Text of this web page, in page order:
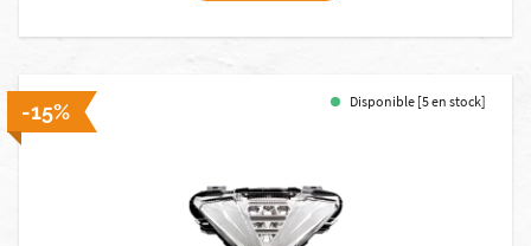
-15% Disponible [5 en stock]